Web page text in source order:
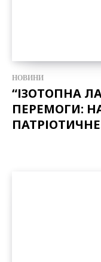
НОВИНИ
“ІЗОТОПНА
ПЕРЕМОГИ: